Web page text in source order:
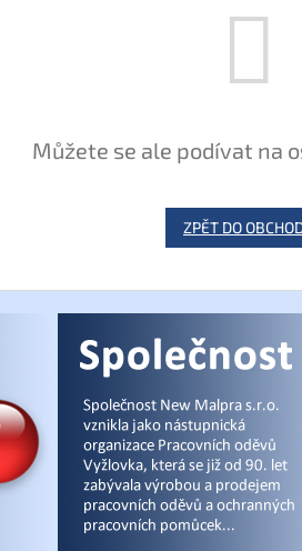
Můžete se ale podívat na
ZPĚT DO